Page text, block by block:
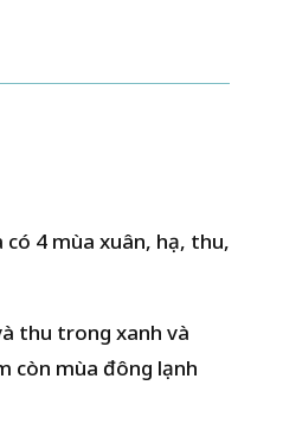
có 4 mùa xuân, hạ, thu,
thu trong xanh và
còn mùa đông lạnh